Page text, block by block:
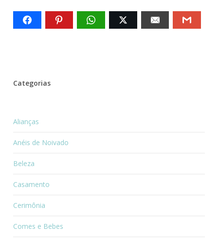
Categorias
Alianças
Anéis de Noivado
Beleza
Casamento
Cerimônia
Comes e Bebes